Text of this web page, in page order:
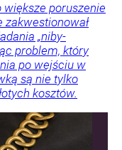
większe poruszenie
„niby-
problem, który
po wejściu w
są nie tylko
kosztów.